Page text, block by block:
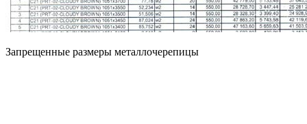
Запрещенные размеры металлочерепицы